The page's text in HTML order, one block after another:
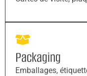
Packaging
Emballages,